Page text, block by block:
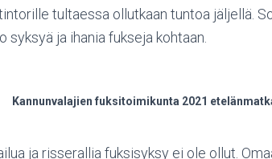
tultaessa ollutkaan tuntoa jäljellä.
syksyä ja ihania fukseja kohtaan.
Kannunvalajien fuksitoimikunta 2021
ja risserallia fuksisyksy ei ole ollut.